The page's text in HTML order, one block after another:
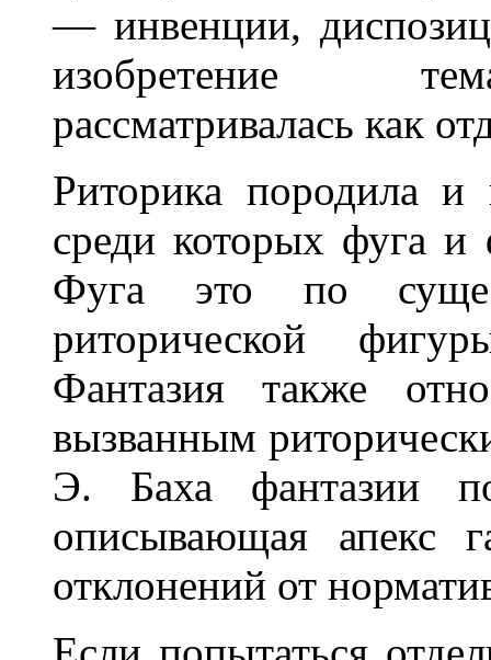
— инвенции,
изобретение
рассматривалась как
Риторика породила
среди которых фуга и
Фуга это по
риторической
Фантазия также
вызванным
Э. Баха фантазии
описывающая апекс
отклонений от